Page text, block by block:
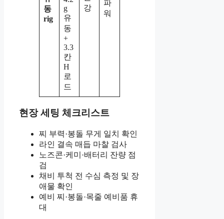
동
rig
g
유
동
+
3.3
칸
H
로
드
강
파
워
현장 세팅 체크리스트
찌 부력·봉돌 무게 일치 확인
라인 결속 매듭 마찰 검사
노즈콘·케미·배터리 잔량 점
검
채비 투척 전 수심 측정 및 장
애물 확인
예비 찌·봉돌·목줄 예비품 휴
대